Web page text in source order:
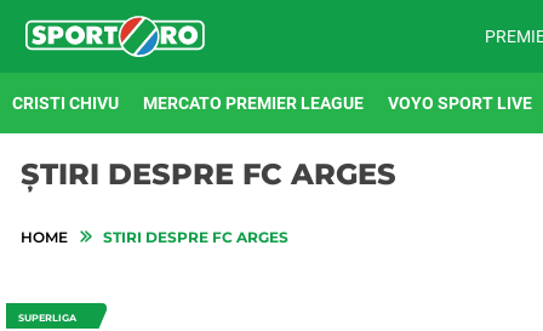
CRISTI CHIVU MERCATO PREMIER LEAGUE VOYO SPORT LIVE
ȘTIRI DESPRE FC ARGES
HOME STIRI DESPRE FC ARGES
SUPERLIGA